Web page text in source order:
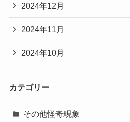
2024年12月
2024年11月
2024年10月
カテゴリー
その他怪奇現象